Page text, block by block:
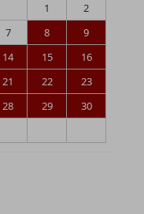
1
2
7 8
9
14 15
16
21 22
23
28 29
30